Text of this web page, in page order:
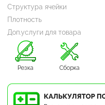
Структура ячейки
Плотность
Доп.услуги для товара
Резка Сборка